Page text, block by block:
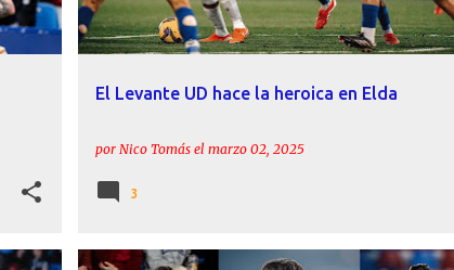
El Levante UD hace la heroica en Elda
por Nico Tomás el marzo 02, 2025
3